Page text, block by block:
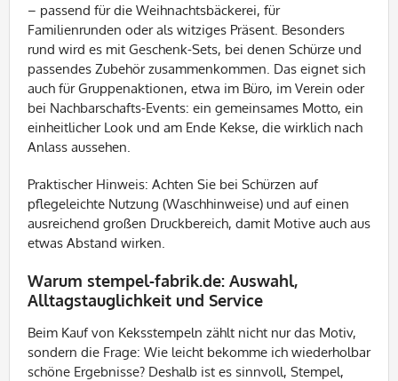
– passend für die Weihnachtsbäckerei, für
Familienrunden oder als witziges Präsent. Besonders
rund wird es mit Geschenk-Sets, bei denen Schürze und
passendes Zubehör zusammenkommen. Das eignet sich
auch für Gruppenaktionen, etwa im Büro, im Verein oder
bei Nachbarschafts-Events: ein gemeinsames Motto, ein
einheitlicher Look und am Ende Kekse, die wirklich nach
Anlass aussehen.
Praktischer Hinweis: Achten Sie bei Schürzen auf
pflegeleichte Nutzung (Waschhinweise) und auf einen
ausreichend großen Druckbereich, damit Motive auch aus
etwas Abstand wirken.
Warum stempel-fabrik.de: Auswahl,
Alltagstauglichkeit und Service
Beim Kauf von Keksstempeln zählt nicht nur das Motiv,
sondern die Frage: Wie leicht bekomme ich wiederholbar
schöne Ergebnisse? Deshalb ist es sinnvoll, Stempel,